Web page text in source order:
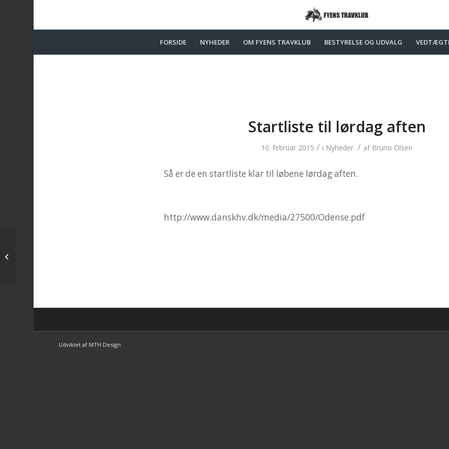
FORSIDE NYHEDER OM FYENS TRAVKLUB BESTYRELSE OG UDVALG
Startliste til lørdag aften
10. februar 2015 / i Nyheder / af Bruno Olsen
Så er de en startliste klar til løbene lørdag aften.
http://www.danskhv.dk/media/27500/Odense.pdf
Udviklet af MTH Design